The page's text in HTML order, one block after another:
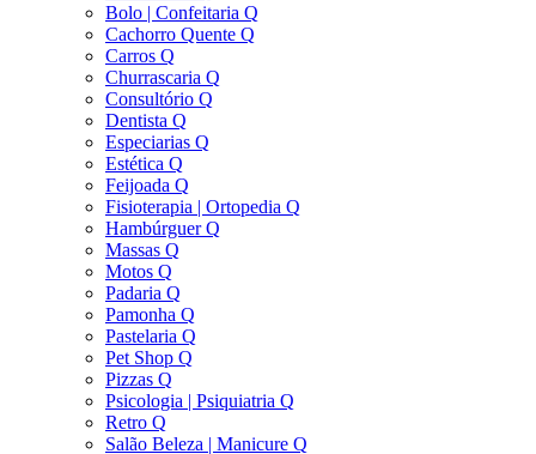
Bolo | Confeitaria Q
Cachorro Quente Q
Carros Q
Churrascaria Q
Consultório Q
Dentista Q
Especiarias Q
Estética Q
Feijoada Q
Fisioterapia | Ortopedia Q
Hambúrguer Q
Massas Q
Motos Q
Padaria Q
Pamonha Q
Pastelaria Q
Pet Shop Q
Pizzas Q
Psicologia | Psiquiatria Q
Retro Q
Salão Beleza | Manicure Q